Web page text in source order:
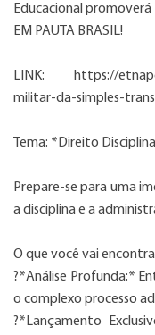
Educacional
EM PAUTA BRASIL!
LINK: https://
militar-da-simples-
Tema: * Direito
Prepare-se para uma
a disciplina e a
O que você vai
?*Análise Profunda:*
o complexo processo
?*Lançamento